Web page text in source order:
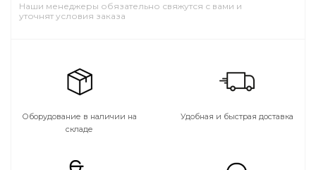
Наши менеджеры обязательно свяжутся с вами и
уточнят условия заказа
Оборудование в наличии на
складе
Удобная и быстрая доставка